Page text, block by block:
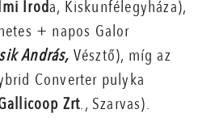
Iroda, Kiskunfélegyháza),
+ napos Galor
András, Vésztő), míg az
Converter pulyka
Zrt., Szarvas).